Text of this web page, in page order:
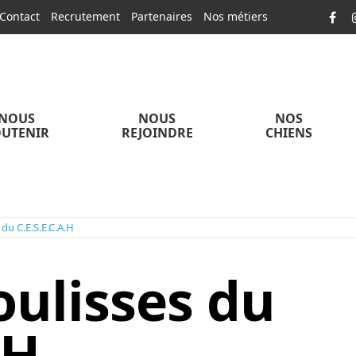
Contact Recrutement Partenaires Nos métiers
NOUS
REJOINDRE
NOS
CHIENS
C.E.S.E.C.A.H
du